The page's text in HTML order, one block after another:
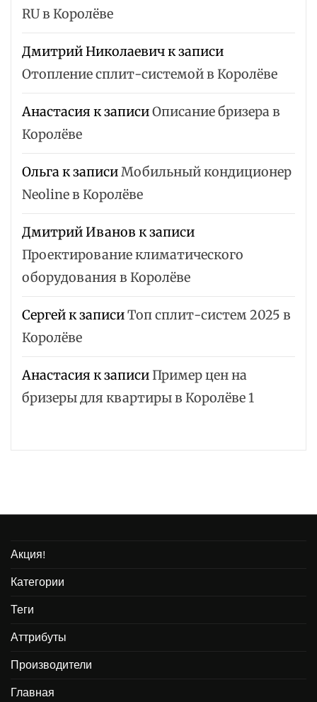
RU в Королёве
Дмитрий Николаевичк записи
Отопление сплит-системой в Королёве
Анастасия к записиОписание бризера в
Королёве
Ольгак записиМобильный кондиционер
Neoline в Королёве
Дмитрий Иванов к записи
Проектирование климатического
оборудования в Королёве
Сергейк записиТоп сплит-систем 2025 в
Королёве
Анастасия к записиПример цен на
бризеры для квартиры в Королёве 1
Акция!
Категории
Теги
Аттрибуты
Производители
Главная